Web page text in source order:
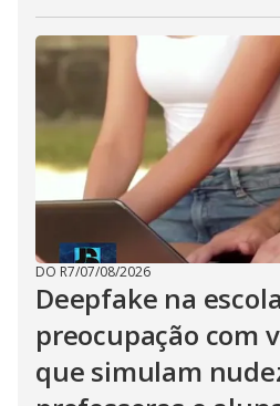
DO R7/07/08/2026
Deepfake na
preocupação com
que simulam